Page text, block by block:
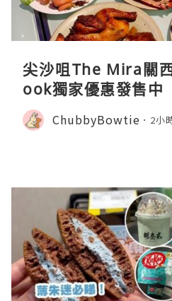
尖沙咀The Mira關
ook獨家優惠發售中
ChubbyBowtie 2小